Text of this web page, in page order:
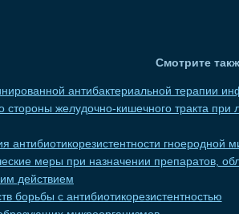
Смотрите
антибактериальной терапии
стороны желудочно-кишечного тракта при
антибиотикорезистентности гноеродной
меры при назначении препаратов,
действием
борьбы с антибиотикорезистентностью